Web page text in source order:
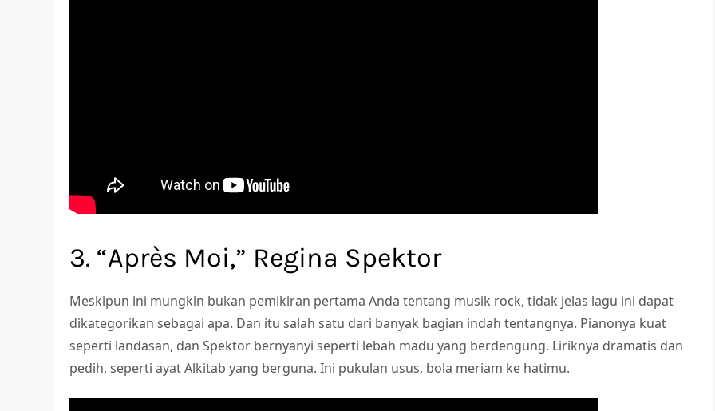
3. “Après Moi,” Regina Spektor
Meskipun ini mungkin bukan pemikiran pertama Anda tentang musik rock, tidak jelas lagu ini dapat
dikategorikan sebagai apa. Dan itu salah satu dari banyak bagian indah tentangnya. Pianonya kuat
seperti landasan, dan Spektor bernyanyi seperti lebah madu yang berdengung. Liriknya dramatis dan
pedih, seperti ayat Alkitab yang berguna. Ini pukulan usus, bola meriam ke hatimu.